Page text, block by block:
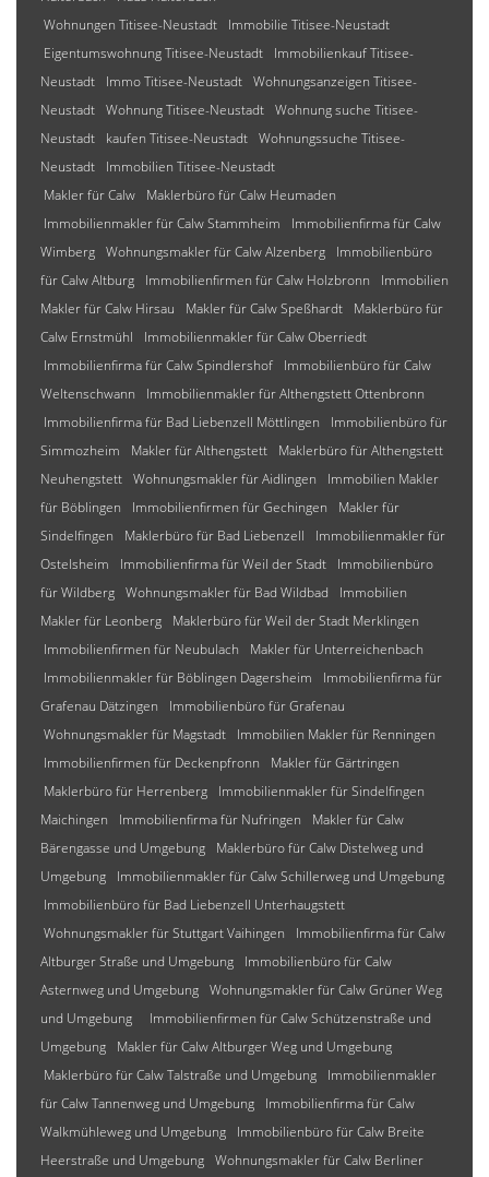
Wohnungen Titisee-Neustadt
Immobilie Titisee-Neustadt
Eigentumswohnung Titisee-Neustadt
Immobilienkauf Titisee-
Neustadt
Immo Titisee-Neustadt Wohnungsanzeigen Titisee-
Neustadt Wohnung Titisee-Neustadt Wohnung suche Titisee-
Neustadt
kaufen Titisee-Neustadt Wohnungssuche Titisee-
Neustadt
Immobilien Titisee-Neustadt
Makler für Calw
Maklerbüro für Calw Heumaden
Immobilienmakler für Calw Stammheim
Immobilienfirma für Calw
Wimberg Wohnungsmakler für Calw Alzenberg
Immobilienbüro
für Calw Altburg
Immobilienfirmen für Calw Holzbronn
Immobilien
Makler für Calw Hirsau
Makler für Calw Speßhardt
Maklerbüro für
Calw Ernstmühl
Immobilienmakler für Calw Oberriedt
Immobilienfirma für Calw Spindlershof
Immobilienbüro für Calw
Weltenschwann
Immobilienmakler für Althengstett Ottenbronn
Immobilienfirma für Bad Liebenzell Möttlingen
Immobilienbüro für
Simmozheim
Makler für Althengstett
Maklerbüro für Althengstett
Neuhengstett Wohnungsmakler für Aidlingen
Immobilien Makler
für Böblingen
Immobilienfirmen für Gechingen
Makler für
Sindelfingen
Maklerbüro für Bad Liebenzell
Immobilienmakler für
Ostelsheim
Immobilienfirma für Weil der Stadt
Immobilienbüro
für Wildberg Wohnungsmakler für Bad Wildbad
Immobilien
Makler für Leonberg
Maklerbüro für Weil der Stadt Merklingen
Immobilienfirmen für Neubulach
Makler für Unterreichenbach
Immobilienmakler für Böblingen Dagersheim
Immobilienfirma für
Grafenau Dätzingen
Immobilienbüro für Grafenau
Wohnungsmakler für Magstadt
Immobilien Makler für Renningen
Immobilienfirmen für Deckenpfronn
Makler für Gärtringen
Maklerbüro für Herrenberg
Immobilienmakler für Sindelfingen
Maichingen
Immobilienfirma für Nufringen
Makler für Calw
Bärengasse und Umgebung
Maklerbüro für Calw Distelweg und
Umgebung
Immobilienmakler für Calw Schillerweg und Umgebung
Immobilienbüro für Bad Liebenzell Unterhaugstett
Wohnungsmakler für Stuttgart Vaihingen
Immobilienfirma für Calw
Altburger Straße und Umgebung
Immobilienbüro für Calw
Asternweg und Umgebung Wohnungsmakler für Calw Grüner Weg
und Umgebung
Immobilienfirmen für Calw Schützenstraße und
Umgebung
Makler für Calw Altburger Weg und Umgebung
Maklerbüro für Calw Talstraße und Umgebung
Immobilienmakler
für Calw Tannenweg und Umgebung
Immobilienfirma für Calw
Walkmühleweg und Umgebung
Immobilienbüro für Calw Breite
Heerstraße und Umgebung Wohnungsmakler für Calw Berliner